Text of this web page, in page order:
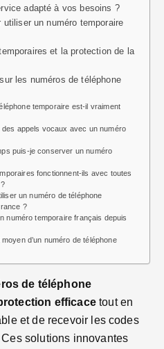
adapté à vos besoins ?
utiliser un numéro temporaire
et la protection de la
les numéros de téléphone
temporaire est-il vraiment
des appels vocaux avec un numéro
puis-je conserver un numéro
fonctionnent-ils avec toutes
un numéro de téléphone
?
numéro temporaire français depuis
d’un numéro de téléphone
de téléphone
efficacetout en
et de recevoir les codes
solutions innovantes